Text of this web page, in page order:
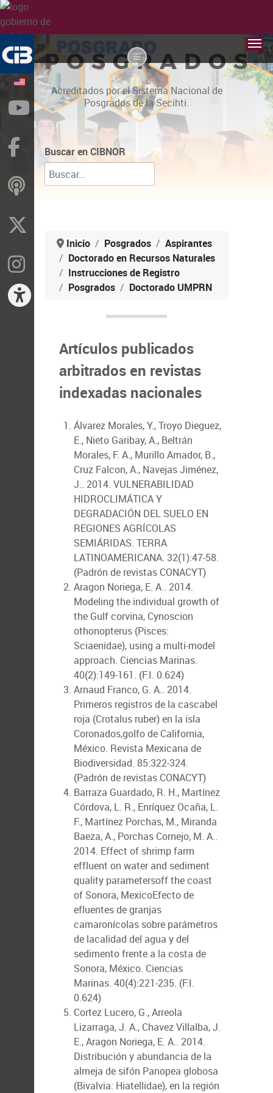
POSGRADOS
Acreditados por el Sistema Nacional de
Posgrados de la Secihti.
Buscar en CIBNOR
Inicio Posgrados
Aspirantes
Doctorado en Recursos Naturales
Instrucciones de Registro
Posgrados
Doctorado UMPRN
Artículos publicados
arbitrados en revistas
indexadas nacionales
Álvarez Morales, Y., Troyo Dieguez,
E., Nieto Garibay, A., Beltrán
Morales, F. A., Murillo Amador, B.,
Cruz Falcon, A., Navejas Jiménez,
J.. 2014. VULNERABILIDAD
HIDROCLIMÁTICA Y
DEGRADACIÓN DEL SUELO EN
REGIONES AGRÍCOLAS
SEMIÁRIDAS. TERRA
LATINOAMERICANA. 32(1):47-58.
(Padrón de revistas CONACYT)
Aragon Noriega, E. A.. 2014.
Modeling the individual growth of
the Gulf corvina, Cynoscion
othonopterus (Pisces:
Sciaenidae), using a multi-model
approach. Ciencias Marinas.
40(2):149-161. (F.I. 0.624)
Arnaud Franco, G. A.. 2014.
Primeros registros de la cascabel
roja (Crotalus ruber) en la isla
Coronados,golfo de California,
México. Revista Mexicana de
Biodiversidad. 85:322-324.
(Padrón de revistas CONACYT)
Barraza Guardado, R. H., Martínez
Córdova, L. R., Enríquez Ocaña, L.
F., Martínez Porchas, M., Miranda
Baeza, A., Porchas Cornejo, M. A..
2014. Effect of shrimp farm
effluent on water and sediment
quality parametersoff the coast
of Sonora, MexicoEfecto de
efluentes de granjas
camaronícolas sobre parámetros
de lacalidad del agua y del
sedimento frente a la costa de
Sonora, México. Ciencias
Marinas. 40(4):221-235. (F.I.
0.624)
Cortez Lucero, G., Arreola
Lizarraga, J. A., Chavez Villalba, J.
E., Aragon Noriega, E. A.. 2014.
Distribución y abundancia de la
almeja de sifón Panopea globosa
(Bivalvia: Hiatellidae), en la región
YouTube
Facebook
ivoox
Instragram